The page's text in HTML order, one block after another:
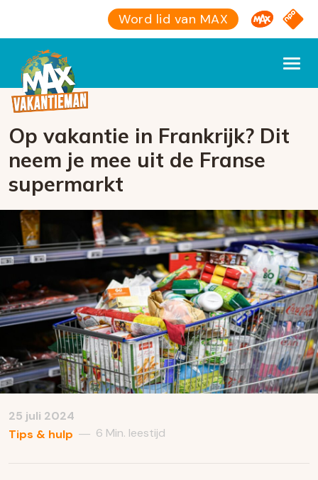
Word lid van MAX Omroep
NPO
Op vakantie in Frankrijk? Dit
neem je mee uit de Franse
supermarkt
25 juli 2024
Tips & hulp — 6 Min. leestijd